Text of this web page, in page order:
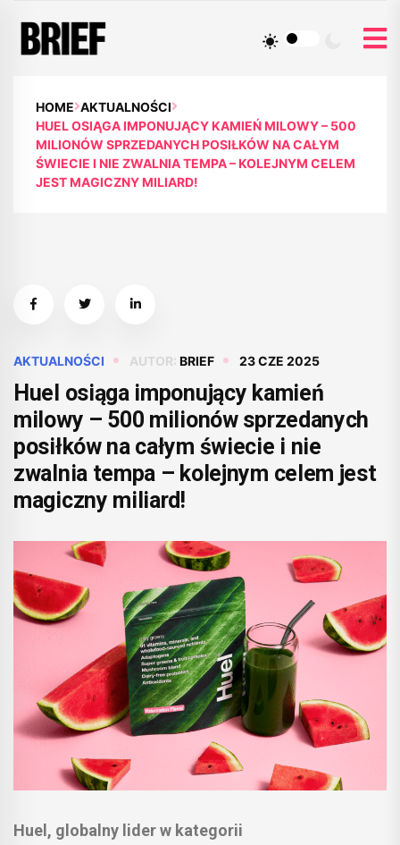
HOME AKTUALNOŚCI
HUEL OSIĄGA IMPONUJĄCY KAMIEŃ MILOWY – 500
MILIONÓW SPRZEDANYCH POSIŁKÓW NA CAŁYM
ŚWIECIE I NIE ZWALNIA TEMPA – KOLEJNYM CELEM
JEST MAGICZNY MILIARD!
AKTUALNOŚCI AUTOR: BRIEF 23 CZE 2025
Huel osiąga imponujący kamień
milowy – 500 milionów sprzedanych
posiłków na całym świecie i nie
zwalnia tempa – kolejnym celem jest
magiczny miliard!
Huel, globalny lider w kategorii